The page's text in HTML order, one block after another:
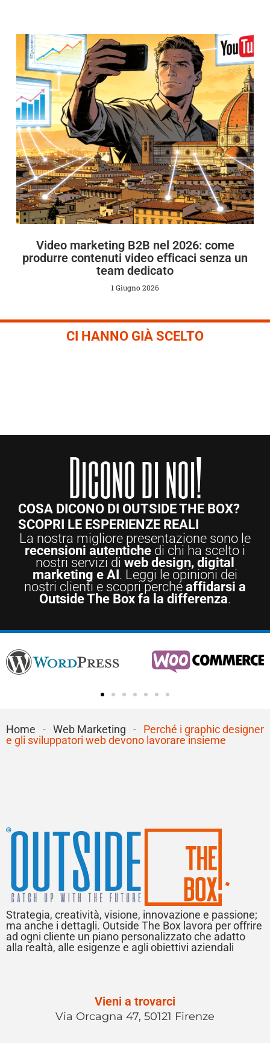
Video marketing B2B nel 2026: come
produrre contenuti video efficaci senza un
team dedicato
1 Giugno 2026
CI HANNO GIÀ SCELTO
Dicono di noi!
COSA DICONO DI OUTSIDE THE BOX?
SCOPRI LE ESPERIENZE REALI
La nostra migliore presentazione sono le
recensioni autentiche di chi ha scelto i
nostri servizi di web design, digital
marketing e AI. Leggi le opinioni dei
nostri clienti e scopri perché affidarsi a
Outside The Box fa la differenza.
Home - Web Marketing -
Perché i graphic designer
e gli sviluppatori web devono lavorare insieme
Strategia, creatività, visione, innovazione e passione;
ma anche i dettagli. Outside The Box lavora per offrire
ad ogni cliente un piano personalizzato che adatto
alla realtà, alle esigenze e agli obiettivi aziendali
Vieni a trovarci
Via Orcagna 47, 50121 Firenze